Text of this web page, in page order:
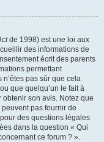
de 1998) est une loi aux
des informations de
écrit des parents
permettant
pas sûr que cela
que quelqu’un le fait à
son avis. Notez que
pas fournir de
des questions légales
dans la question « Qui
ce forum ? ».